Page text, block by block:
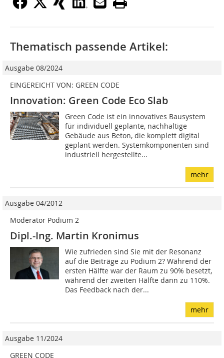
Thematisch passende Artikel:
Ausgabe 08/2024
EINGEREICHT VON: GREEN CODE
Innovation: Green Code Eco Slab
Green Code ist ein innovatives Bausystem
für individuell geplante, nachhaltige
Gebäude aus Beton, die komplett digital
geplant werden. Systemkomponenten sind
industriell hergestellte...
mehr
Ausgabe 04/2012
Moderator Podium 2
Dipl.-Ing. Martin Kronimus
Wie zufrieden sind Sie mit der Resonanz
auf die Beiträge zu Podium 2? Während der
ersten Hälfte war der Raum zu 90% besetzt,
während der zweiten Hälfte dann zu 110%.
Das Feedback nach der...
mehr
Ausgabe 11/2024
GREEN CODE